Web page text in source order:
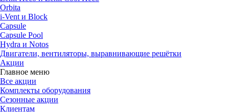
Orbita
i-Vent и Block
Capsule
Capsule Pool
Hydra и Notos
Двигатели, вентиляторы, выравнивающие решётки
Акции
Главное меню
Все акции
Комплекты оборудования
Сезонные акции
Клиентам